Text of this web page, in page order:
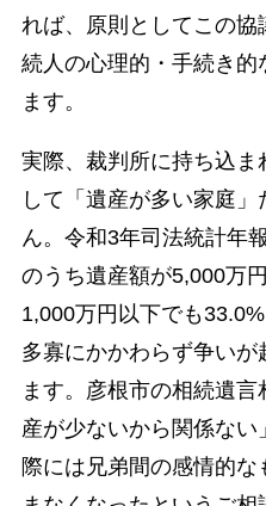
れば、原則としてこの
続人の心理的・手続き
ます。
実際、裁判所に持ち込
して「遺産が多い家庭
ん。令和3年司法統計年
のうち遺産額が5,000万
1,000万円以下でも
多寡にかかわらず争いが
ます。彦根市の相続遺
産が少ないから関係な
際には兄弟間の感情的